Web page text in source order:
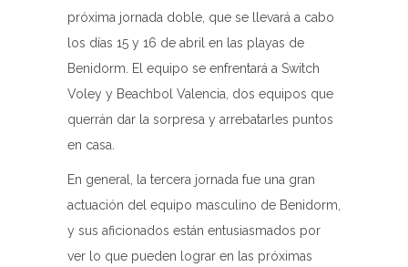
próxima jornada doble, que se llevará a cabo
los días 15 y 16 de abril en las playas de
Benidorm. El equipo se enfrentará a Switch
Voley y Beachbol Valencia, dos equipos que
querrán dar la sorpresa y arrebatarles puntos
en casa.
En general, la tercera jornada fue una gran
actuación del equipo masculino de Benidorm,
y sus aficionados están entusiasmados por
ver lo que pueden lograr en las próximas